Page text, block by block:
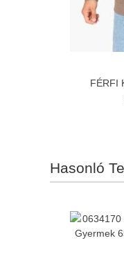
FÉRFI
Hasonló